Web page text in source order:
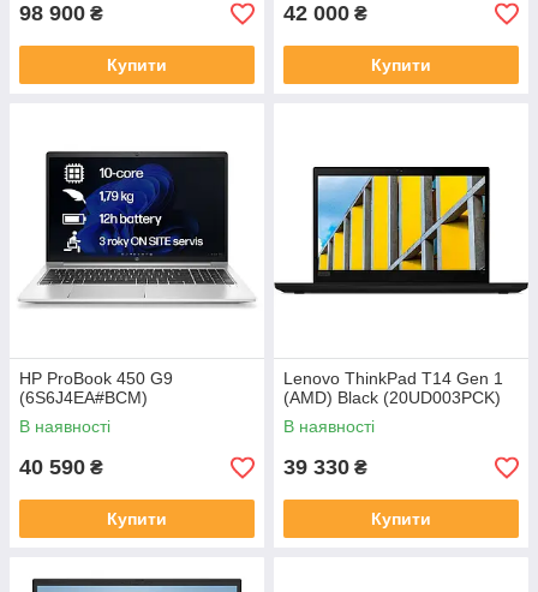
98 900 ₴
Купити
42 000 ₴
Купити
HP ProBook 450 G9
(6S6J4EA#BCM)
В наявності
40 590 ₴
Купити
Lenovo ThinkPad T14 Gen 1
(AMD) Black (20UD003PCK)
В наявності
39 330 ₴
Купити